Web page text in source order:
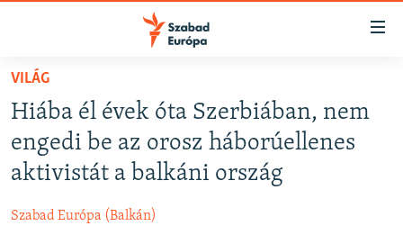
Akadálymentes
Ugrás
fő
oldalra
Ugrás
tartalomjegyzékre
NAPIRENDEN
AKTUÁLIS
PODCASTOK
ELEMZŐ
VILÁG
Hiába él évek óta Szerbiában, nem
engedi be az orosz háborúellenes
aktivistát a balkáni ország
Szabad Európa (Balkán)
FELIRATKOZÁS
Spotify